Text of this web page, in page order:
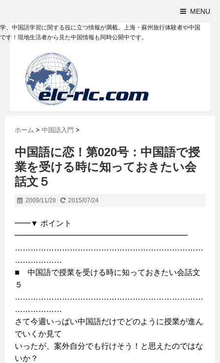
MENU
、中国語学習に関する役に立つ情報が満載。上海・蘇州旅行体験者や中国
す！現地生活者から見た中国情報も同時公開中です。
ホーム > 中国語入門 >
中国語に恋！第020号：中国語で授
業を受ける時に知っておきたい会
話文５
2009/11/28 2015/07/24
━━▼ ポイント
━━━━━━━━━━━━━━━━━━━━━━
………………………………………………………………
………………
■ 中国語で授業を受ける時に知っておきたい会話文
５
………………………………………………………………
………………
さて今週いっぱい中国語だけでどのように授業が進ん
でいくか見て
いったが、案外自分でも行けそう！と思えたのではな
いか？